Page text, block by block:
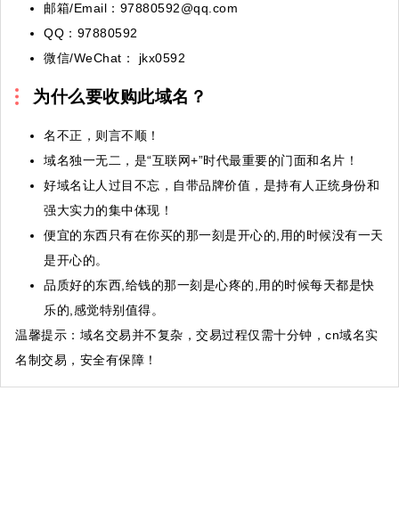
邮箱/Email：97880592@qq.com
QQ：97880592
微信/WeChat： jkx0592
为什么要收购此域名？
名不正，则言不顺！
域名独一无二，是“互联网+”时代最重要的门面和名片！
好域名让人过目不忘，自带品牌价值，是持有人正统身份和
强大实力的集中体现！
便宜的东西只有在你买的那一刻是开心的,用的时候没有一天
是开心的。
品质好的东西,给钱的那一刻是心疼的,用的时候每天都是快
乐的,感觉特别值得。
温馨提示 ：域名交易并不复杂，交易过程仅需十分钟，cn域名实
名制交易，安全有保障！